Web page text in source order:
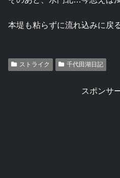
本堤も粘らずに流れ込みに戻
ストライク 千代田湖日記
スポンサ